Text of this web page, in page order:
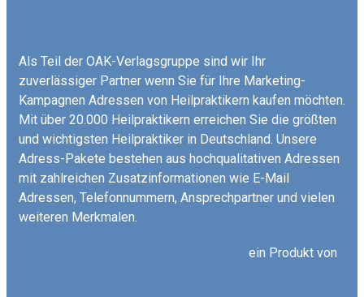
Als Teil der OAK-Verlagsgruppe sind wir Ihr
zuverlässiger Partner wenn Sie für Ihre Marketing-
Kampagnen Adressen von Heilpraktikern kaufen möchten.
Mit über 20.000 Heilpraktikern erreichen Sie die größten
und wichtigsten Heilpraktiker in Deutschland. Unsere
Adress-Pakete bestehen aus hochqualitativen Adressen
mit zahlreichen Zusatzinformationen wie E-Mail
Adressen, Telefonnummern, Ansprechpartner und vielen
weiteren Merkmalen.
ein Produkt von